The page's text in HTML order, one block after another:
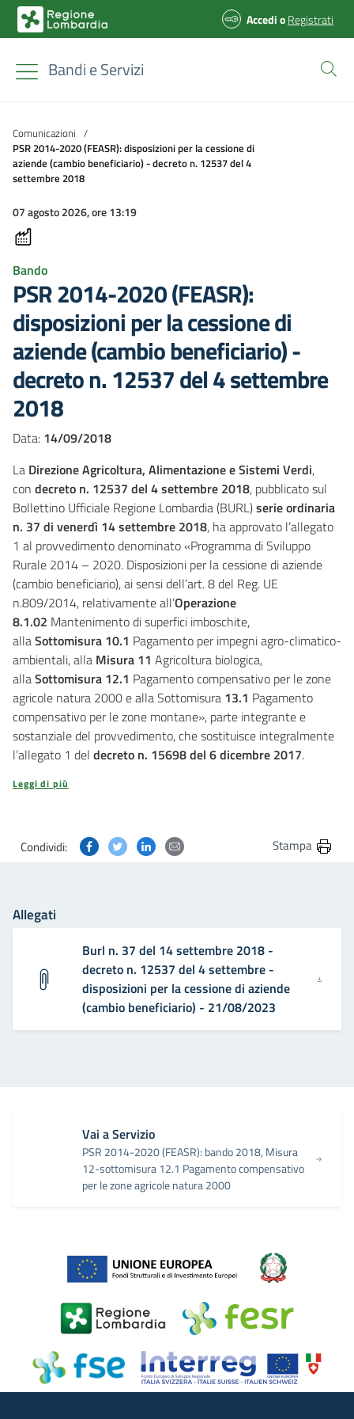
AccedioRegistrati
Bandi e Servizi
Comunicazioni /
PSR 2014-2020 (FEASR): disposizioni per la cessione di
aziende (cambio beneficiario) - decreto n. 12537 del 4
settembre 2018
07 agosto 2026, ore 13:19
Bando
PSR 2014-2020 (FEASR):
disposizioni per la cessione di
aziende (cambio beneficiario) -
decreto n. 12537 del 4 settembre
2018
Data: 14/09/2018
La Direzione Agricoltura, Alimentazione e Sistemi Verdi,
con decreto n. 12537 del 4 settembre 2018, pubblicato sul
Bollettino Ufficiale Regione Lombardia (BURL)serie ordinaria
n. 37 di venerdì 14 settembre 2018, ha approvato l’allegato
1 al provvedimento denominato «Programma di Sviluppo
Rurale 2014 – 2020. Disposizioni per la cessione di aziende
(cambio beneficiario), ai sensi dell’art. 8 del Reg. UE
n.809/2014, relativamente all’Operazione
8.1.02 Mantenimento di superfici imboschite,
allaSottomisura 10.1 Pagamento per impegni agro-climatico-
ambientali, alla Misura 11 Agricoltura biologica,
allaSottomisura 12.1 Pagamento compensativo per le zone
agricole natura 2000 e alla Sottomisura 13.1 Pagamento
compensativo per le zone montane», parte integrante e
sostanziale del provvedimento, che sostituisce integralmente
l’allegato 1 del decreto n. 15698 del 6 dicembre 2017.
Leggi di più
Condividi: Condividi questa pagina su Facebook
Condividi questa pagina su Twitter
Condividi questa pagina su Linkedin
Condividi questa pagina via
Stampa
Allegati
Burl n. 37 del 14 settembre 2018 -
decreto n. 12537 del 4 settembre -
disposizioni per la cessione di aziende
(cambio beneficiario) - 21/08/2023
Vai a Servizio
PSR 2014-2020 (FEASR): bando 2018, Misura
12-sottomisura 12.1 Pagamento compensativo
per le zone agricole natura 2000